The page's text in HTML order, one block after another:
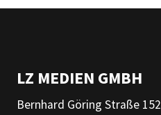
LZ MEDIEN GMBH
Bernhard Göring Straße 152